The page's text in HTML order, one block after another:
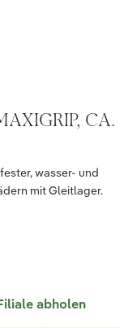
CA.
wasser- und
mit Gleitlager.
abholen